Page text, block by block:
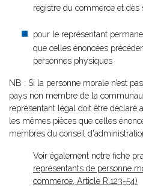
registre du commerce et des
pour le représentant
que celles énoncées
personnes physiques
NB : Si la personne morale n’est
pays non membre de la
représentant légal doit être déclaré
les mêmes pièces que celles
membres du conseil
Voir également notre fiche
représentants de personne
commerce, Article R.123-54)